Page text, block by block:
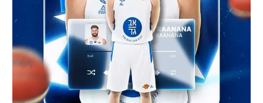
הצטרפות לחבילת הערוצים
לוח דרושים – ג'ובנט
תגיות